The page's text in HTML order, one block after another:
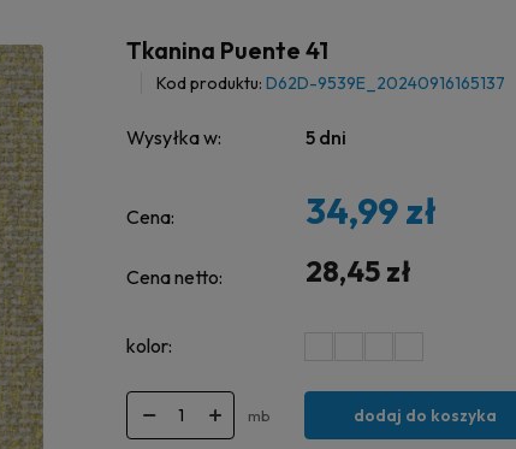
Tkanina Puente 41
Kod produktu: D62D-9539E_20240916165137
Wysyłka w: 5 dni
Cena: 34,99 zł
Cena netto: 28,45 zł
kolor:
mb dodaj do koszyka